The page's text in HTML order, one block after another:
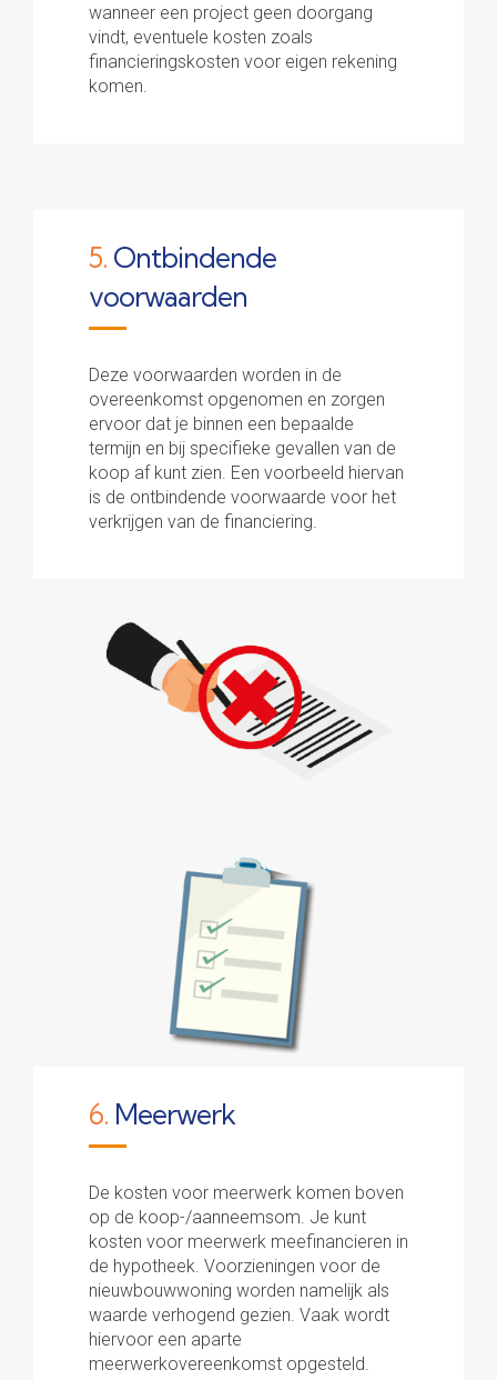
wanneer een project geen doorgang
vindt, eventuele kosten zoals
financieringskosten voor eigen rekening
komen.
5. Ontbindende
voorwaarden
Deze voorwaarden worden in de
overeenkomst opgenomen en zorgen
ervoor dat je binnen een bepaalde
termijn en bij specifieke gevallen van de
koop af kunt zien. Een voorbeeld hiervan
is de ontbindende voorwaarde voor het
verkrijgen van de financiering.
6. Meerwerk
De kosten voor meerwerk komen boven
op de koop-/aanneemsom. Je kunt
kosten voor meerwerk meefinancieren in
de hypotheek. Voorzieningen voor de
nieuwbouwwoning worden namelijk als
waarde verhogend gezien. Vaak wordt
hiervoor een aparte
meerwerkovereenkomst opgesteld.